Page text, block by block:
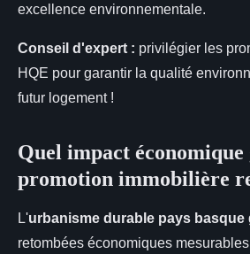
excellence environnementale.
Conseil d'expert : privilégier les
HQE pour garantir la qualité
futur logement !
Quel impact économique
promotion immobilière
L'urbanisme durable pays basque
retombées économiques